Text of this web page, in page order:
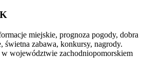
miejskie, prognoza pogody, dobra
świetna zabawa, konkursy, nagrody.
w województwie zachodniopomorskiem